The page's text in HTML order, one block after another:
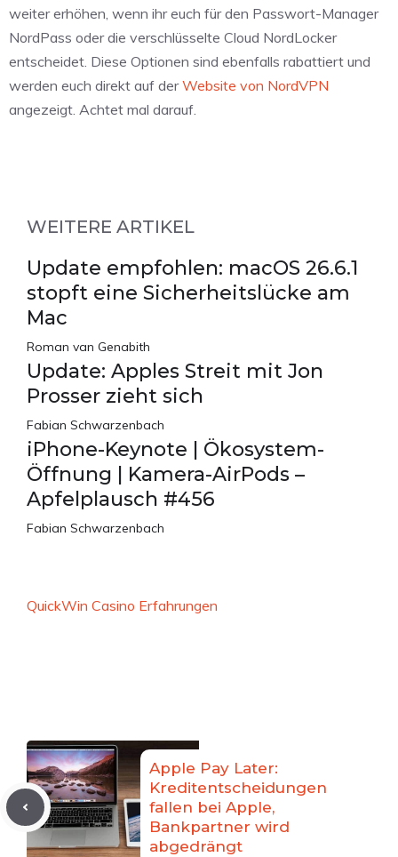
weiter erhöhen, wenn ihr euch für den Passwort-Manager
NordPass oder die verschlüsselte Cloud NordLocker
entscheidet. Diese Optionen sind ebenfalls rabattiert und
werden euch direkt auf derWebsite von NordVPN
angezeigt. Achtet mal darauf.
WEITERE ARTIKEL
Update empfohlen: macOS 26.6.1
stopft eine Sicherheitslücke am
Mac
Roman van Genabith
Update: Apples Streit mit Jon
Prosser zieht sich
Fabian Schwarzenbach
iPhone-Keynote | Ökosystem-
Öffnung | Kamera-AirPods –
Apfelplausch #456
Fabian Schwarzenbach
QuickWin Casino Erfahrungen
Apple Pay Later:
Kreditentscheidungen
fallen bei Apple,
Bankpartner wird
abgedrängt